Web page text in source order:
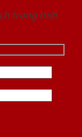
trong thời